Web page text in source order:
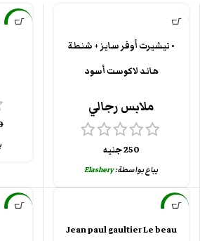
• تيشيرت أوفر سايز + شنطة
هاند لاكوست أسود
ملابس رجالي
250جنيه
يباع بواسطة:Elashery
-29%
-11%
Jean paul gaultier Le beau
-5%